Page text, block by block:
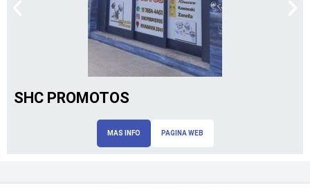
SHC PROMOTOS
MAS INFO PAGINA WEB